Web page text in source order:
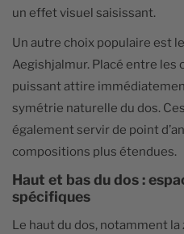
un effet visuel saisissant.
Un autre choix populaire est
Aegishjalmur. Placé entre les
puissant attire
symétrie naturelle du dos.
également servir de point
compositions plus étendues.
Haut et bas du dos :
spécifiques
Le haut du dos, notamment